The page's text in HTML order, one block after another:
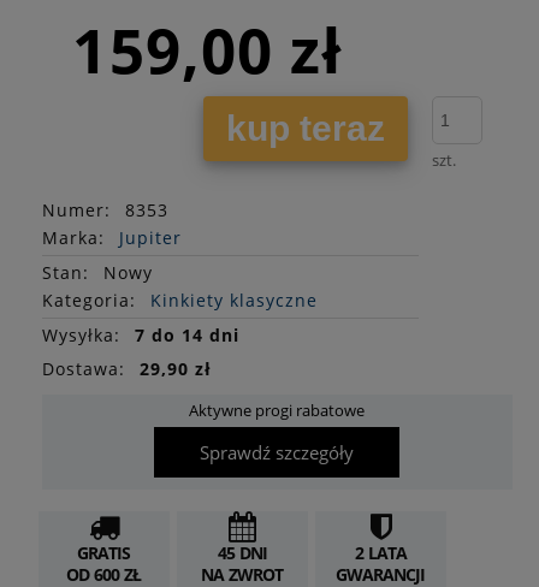
159,00 zł
kup teraz
szt.
Numer:
8353
Marka:
Jupiter
Stan:
Nowy
Kategoria:
Kinkiety klasyczne
Wysyłka:
7 do 14 dni
Dostawa:
29,90 zł
Aktywne progi rabatowe
Sprawdź szczegóły
GRATIS
OD 600 ZŁ
45 DNI
NA ZWROT
2 LATA
GWARANCJI